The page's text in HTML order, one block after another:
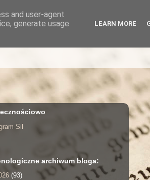
Sil
archiwum bloga:
(93)
and user-agent
generate usage
LEARN MORE